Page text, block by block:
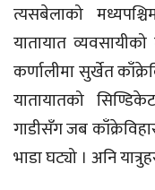
त्यसबेलाको
यातायात
कर्णालीमा सुर्खेत
यातायातको
गाडीसँग जब
भाडा घट्यो । अनि